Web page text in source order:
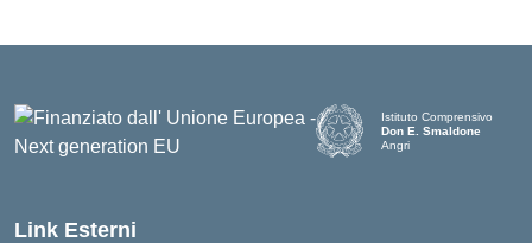
Istituto Comprensivo
Don E. Smaldone
Angri
Link Esterni